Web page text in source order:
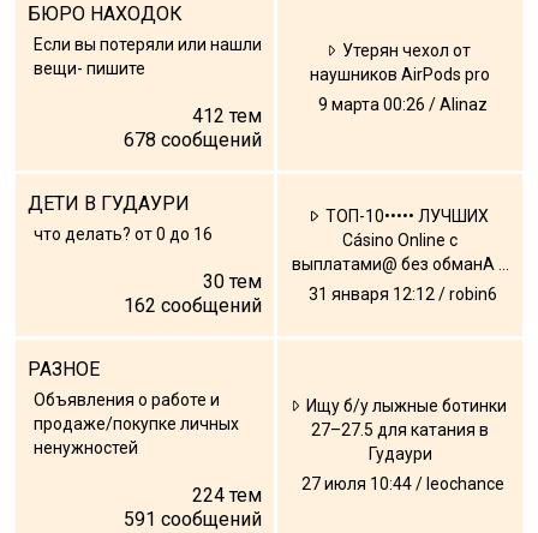
БЮРО НАХОДОК
Если вы потеряли или нашли
вещи- пишите
412 тем
678 сообщений
Утерян чехол от
наушников AirPods pro
9 марта 00:26 / Alinaz
ДЕТИ В ГУДАУРИ
что делать? от 0 до 16
30 тем
162 сообщений
ТОП-10••••• ЛУЧШИХ
Cásino Online с
выплатами@ без обманА ...
31 января 12:12 / robin6
РАЗНОЕ
Объявления о работе и
продаже/покупке личных
ненужностей
224 тем
591 сообщений
Ищу б/у лыжные ботинки
27–27.5 для катания в
Гудаури
27 июля 10:44 / leochance
Что пить?
Деньги
Мобильная связь
Галерея
Безопасность